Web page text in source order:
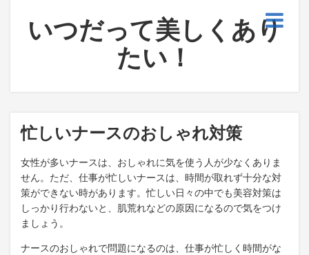
いつだって美しくあり
たい！
忙しいナースのおしゃれ対策
女性が多いナースは、おしゃれに気を使う人が少なくありま
せん。ただ、仕事が忙しいナースは、時間が取れず十分な対
策ができない時があります。忙しい日々の中でも美容対策は
しっかり行わないと、肌荒れなどの原因になるので気をつけ
ましょう。
ナースのおしゃれで問題になるのは、仕事が忙しく時間がな